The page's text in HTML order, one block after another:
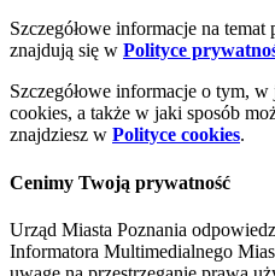
Szczegółowe informacje na
znajdują się w Polityce
Szczegółowe informacje o tym,
cookies, a także w jaki sposób
znajdziesz w Polityce cookies.
Cenimy Twoją prywatność
Urząd Miasta Poznania
Informatora Multimedialnego